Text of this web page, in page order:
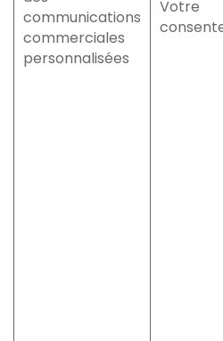
communications
commerciales
personnalisées
Votre